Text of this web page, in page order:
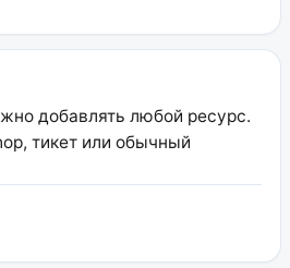
добавлять любой ресурс.
тикет или обычный